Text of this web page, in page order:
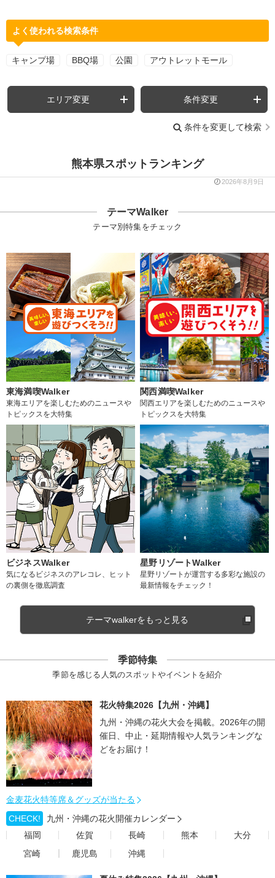
よく使われる検索条件
キャンプ場 BBQ場 公園 アウトレットモール
エリア変更 条件変更
条件を変更して検索
熊本県スポットランキング
2026年8月9日
テーマWalker
テーマ別特集をチェック
東海満喫Walker
東海エリアを楽しむためのニュースや
トピックスを大特集
関西満喫Walker
関西エリアを楽しむためのニュースや
トピックスを大特集
ビジネスWalker
気になるビジネスのアレコレ、ヒット
の裏側を徹底調査
星野リゾートWalker
星野リゾートが運営する多彩な施設の
最新情報をチェック！
テーマwalkerをもっと見る
季節特集
季節を感じる人気のスポットやイベントを紹介
花火特集2026【九州・沖縄】
九州・沖縄の花火大会を掲載。2026年の開
催日、中止・延期情報や人気ランキングな
どをお届け！
金麦花火特等席＆グッズが当たる
CHECK!
九州・沖縄の花火開催カレンダー
福岡
佐賀 長崎 熊本
大分
宮崎
鹿児島 沖縄